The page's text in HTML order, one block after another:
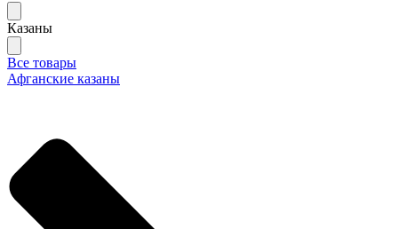
Казаны
Все товары
Афганские казаны